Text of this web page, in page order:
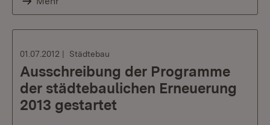
01.07.2012 Städtebau
Ausschreibung der Programme
der städtebaulichen Erneuerung
2013 gestartet